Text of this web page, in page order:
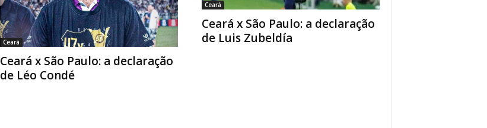
Ceará
Ceará x São Paulo: a declaração
de Léo Condé
Ceará
Ceará x São Paulo: a declaração
de Luis Zubeldía